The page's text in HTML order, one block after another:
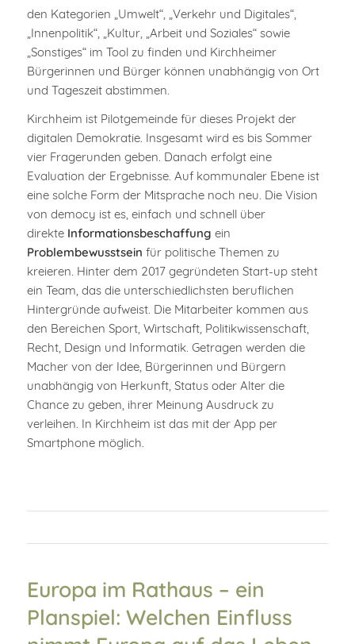
den Kategorien „Umwelt“, „Verkehr und Digitales“,
„Innenpolitik“, „Kultur, „Arbeit und Soziales“ sowie
„Sonstiges“ im Tool zu finden und Kirchheimer
Bürgerinnen und Bürger können unabhängig von Ort
und Tageszeit abstimmen.
Kirchheim ist Pilotgemeinde für dieses Projekt der
digitalen Demokratie. Insgesamt wird es bis Sommer
vier Fragerunden geben. Danach erfolgt eine
Evaluation der Ergebnisse. Auf kommunaler Ebene ist
eine solche Form der Mitsprache noch neu. Die Vision
von democy ist es, einfach und schnell über
direkte Informationsbeschaffung ein
Problembewusstsein für politische Themen zu
kreieren. Hinter dem 2017 gegründeten Start-up steht
ein Team, das die unterschiedlichsten beruflichen
Hintergründe aufweist. Die Mitarbeiter kommen aus
den Bereichen Sport, Wirtschaft, Politikwissenschaft,
Recht, Design und Informatik. Getragen werden die
Macher von der Idee, Bürgerinnen und Bürgern
unabhängig von Herkunft, Status oder Alter die
Chance zu geben, ihrer Meinung Ausdruck zu
verleihen. In Kirchheim ist das mit der App per
Smartphone möglich.
Europa im Rathaus – ein
Planspiel: Welchen Einfluss